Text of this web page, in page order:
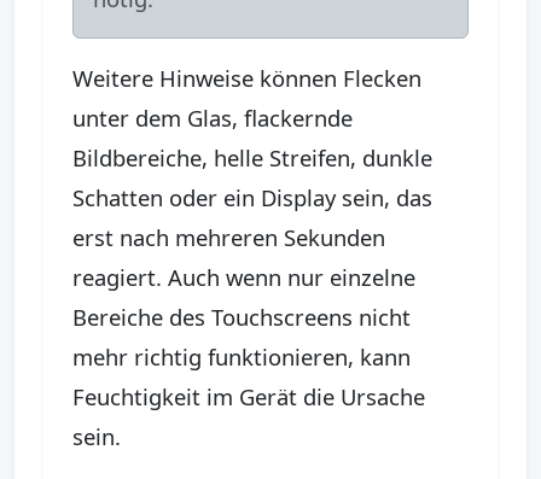
Weitere Hinweise können Flecken
unter dem Glas, flackernde
Bildbereiche, helle Streifen, dunkle
Schatten oder ein Display sein, das
erst nach mehreren Sekunden
reagiert. Auch wenn nur einzelne
Bereiche des Touchscreens nicht
mehr richtig funktionieren, kann
Feuchtigkeit im Gerät die Ursache
sein.